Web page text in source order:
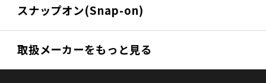
スナップオン(Snap-on)
取扱メーカーをもっと見る